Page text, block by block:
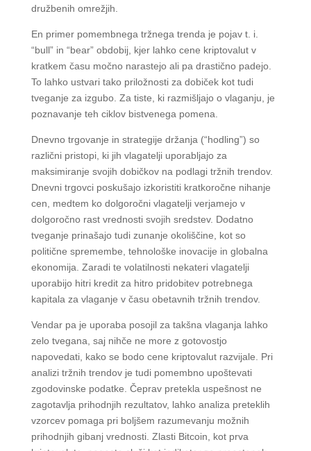
družbenih omrežjih.
En primer pomembnega tržnega trenda je pojav t. i.
“bull” in “bear” obdobij, kjer lahko cene kriptovalut v
kratkem času močno narastejo ali pa drastično padejo.
To lahko ustvari tako priložnosti za dobiček kot tudi
tveganje za izgubo. Za tiste, ki razmišljajo o vlaganju, je
poznavanje teh ciklov bistvenega pomena.
Dnevno trgovanje in strategije držanja (“hodling”) so
različni pristopi, ki jih vlagatelji uporabljajo za
maksimiranje svojih dobičkov na podlagi tržnih trendov.
Dnevni trgovci poskušajo izkoristiti kratkoročne nihanje
cen, medtem ko dolgoročni vlagatelji verjamejo v
dolgoročno rast vrednosti svojih sredstev. Dodatno
tveganje prinašajo tudi zunanje okoliščine, kot so
politične spremembe, tehnološke inovacije in globalna
ekonomija. Zaradi te volatilnosti nekateri vlagatelji
uporabijo hitri kredit za hitro pridobitev potrebnega
kapitala za vlaganje v času obetavnih tržnih trendov.
Vendar pa je uporaba posojil za takšna vlaganja lahko
zelo tvegana, saj nihče ne more z gotovostjo
napovedati, kako se bodo cene kriptovalut razvijale. Pri
analizi tržnih trendov je tudi pomembno upoštevati
zgodovinske podatke. Čeprav pretekla uspešnost ne
zagotavlja prihodnjih rezultatov, lahko analiza preteklih
vzorcev pomaga pri boljšem razumevanju možnih
prihodnjih gibanj vrednosti. Zlasti Bitcoin, kot prva